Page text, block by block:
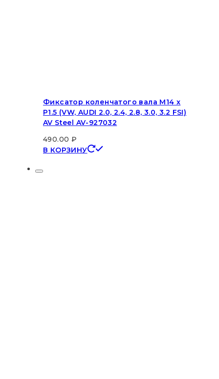
Фиксатор коленчатого вала M14 x
P1.5 (VW, AUDI 2.0, 2.4, 2.8, 3.0, 3.2 FSI)
AV Steel AV-927032
490.00 ₽
В КОРЗИНУ